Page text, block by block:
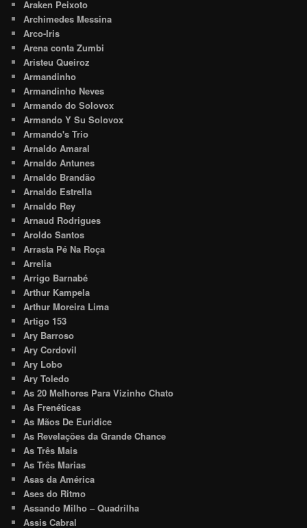
Araken Peixoto
Archimedes Messina
Arco-Iris
Arena conta Zumbi
Aristeu Queiroz
Armandinho
Armandinho Neves
Armando do Solovox
Armando Y Su Solovox
Armando's Trio
Arnaldo Amaral
Arnaldo Antunes
Arnaldo Brandão
Arnaldo Estrella
Arnaldo Rey
Arnaud Rodrigues
Aroldo Santos
Arrasta Pé Na Roça
Arrelia
Arrigo Barnabé
Arthur Kampela
Arthur Moreira Lima
Artigo 153
Ary Barroso
Ary Cordovil
Ary Lobo
Ary Toledo
As 20 Melhores Para Vizinho Chato
As Frenéticas
As Mãos De Euridice
As Revelações da Grande Chance
As Três Mais
As Três Marias
Asas da América
Ases do Ritmo
Assando Milho – Quadrilha
Assis Cabral